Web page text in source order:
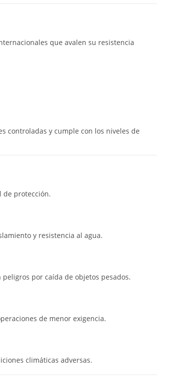
que avalen su resistencia
controladas y cumple con los niveles de
de protección.
y resistencia al agua.
por caída de objetos pesados.
de menor exigencia.
climáticas adversas.